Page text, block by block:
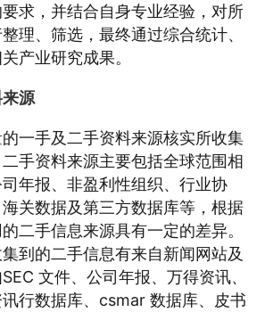
求，并结合自身专业经验，对所
理、筛选，最终通过综合统计、
产业研究成果。
源
一手及二手资料来源核实所收集
手资料来源主要包括全球范围相
年报、非盈利性组织、行业协
关数据及第三方数据库等，根据
二手信息来源具有一定的差异。
到的二手信息有来自新闻网站及
文件、公司年报、万得资讯、
行数据库、csmar 数据库、皮书